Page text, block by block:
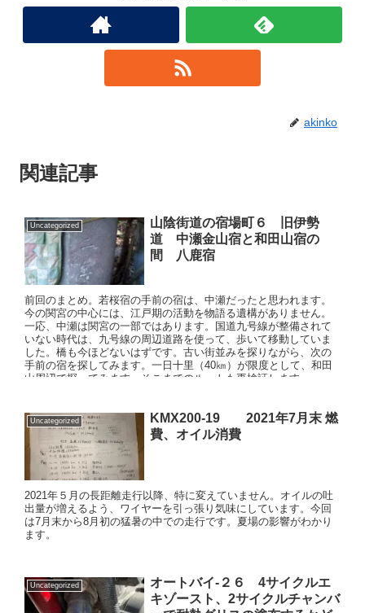
akinko
関連記事
Uncategorized
山陰街道の宿場町６ 旧伊勢
道 中瀬金山宿と和田山宿の
間 八鹿宿
前回のまとめ。若桜宿の手前の宿は、中瀬だったと思われます。
今の関宮の中心には、江戸期の活動を物語る遺構がありません。
一応、中瀬は関宮の一部ではあります。国道九号線が整備されて
いない時代は、九号線の周辺道路を使って、歩いて移動していま
した。橋も今ほどないはずです。古い街並みを探りながら、次の
手前の宿を探してみます。一日十里（40㎞）が限度として、和田
山周辺で探ってみます。そこまでのルートも再検証します。
Uncategorized
KMX200-19 2021年7月末 燃
費、オイル消費
2021年５月の長距離走行以降、特に変えていません。オイルの吐
出量が増えるよう、ワイヤーを引っ張り気味にしています。今回
は7月末から8月初の猛暑の中での走行です。夏場の影響がわかり
ます。
Uncategorized
オートバイ-２６ 4サイクルエ
キゾースト、2サイクルチャンバ